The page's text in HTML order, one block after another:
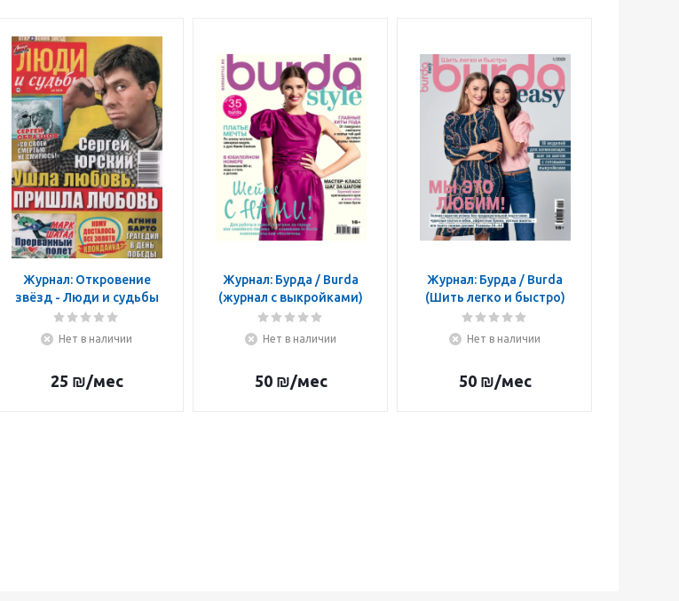
Журнал: Откровение
звёзд - Люди и судьбы
Нет в наличии
25 ₪/мес
Журнал: Бурда / Burda
(журнал с выкройками)
Нет в наличии
50₪/мес
Журнал: Бурда / Burda
(Шить легко и быстро)
Нет в наличии
50₪/мес